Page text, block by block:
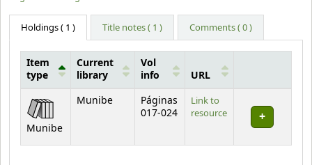
Holdings( 1 ) Title notes ( 1 ) Comments ( 0 )
Holdings
Item
type
Current
library
Vol
info
URL
Munibe
Munibe
Páginas
017-024
Link to
resource